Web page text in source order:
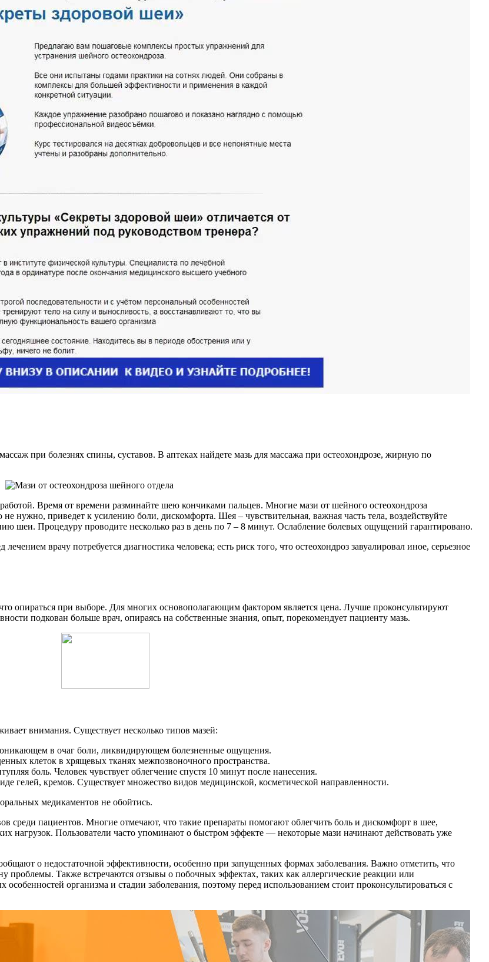
при болезнях спины, суставов. В аптеках найдете мазь для массажа при остеохондрозе, жирную по
Время от времени разминайте шею кончиками пальцев. Многие мази от шейного остеохондроза
нужно, приведет к усилению боли, дискомфорта. Шея – чувствительная, важная часть тела, воздействуйте
шеи. Процедуру проводите несколько раз в день по 7 – 8 минут. Ослабление болевых ощущений гарантировано.
врачу потребуется диагностика человека; есть риск того, что остеохондроз завуалировал иное, серьезное
опираться при выборе. Для многих основополагающим фактором является цена. Лучше проконсультируют
подкован больше врач, опираясь на собственные знания, опыт, порекомендует пациенту мазь.
внимания. Существует несколько типов мазей:
в очаг боли, ликвидирующем болезненные ощущения.
клеток в хрящевых тканях межпозвоночного пространства.
боль. Человек чувствует облегчение спустя 10 минут после нанесения.
гелей, кремов. Существует множество видов медицинской, косметической направленности.
медикаментов не обойтись.
среди пациентов. Многие отмечают, что такие препараты помогают облегчить боль и дискомфорт в шее,
нагрузок. Пользователи часто упоминают о быстром эффекте — некоторые мази начинают действовать уже
о недостаточной эффективности, особенно при запущенных формах заболевания. Важно отметить, что
Также встречаются отзывы о побочных эффектах, таких как аллергические реакции или
организма и стадии заболевания, поэтому перед использованием стоит проконсультироваться с